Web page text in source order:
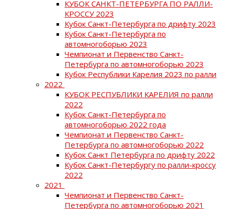
КУБОК САНКТ-ПЕТЕРБУРГА ПО РАЛЛИ-
КРОССУ 2023
Кубок Санкт-Петербурга по дрифту 2023
Кубок Санкт-Петербурга по
автомногоборью 2023
Чемпионат и Первенство Санкт-
Петербурга по автомногоборью 2023
Кубок Республики Карелия 2023 по ралли
2022
КУБОК РЕСПУБЛИКИ КАРЕЛИЯ по ралли
2022
Кубок Санкт-Петербурга по
автомногоборью 2022 года
Чемпионат и Первенство Санкт-
Петербурга по автомногоборью 2022
Кубок Санкт Петербурга по дрифту 2022
Кубок Санкт-Петербургу по ралли-кроссу
2022
2021
Чемпионат и Первенство Санкт-
Петербурга по автомногоборью 2021